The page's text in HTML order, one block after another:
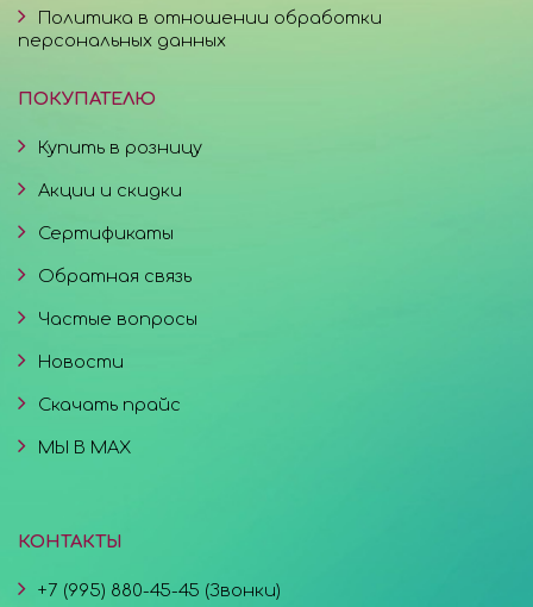
Политика в отношении обработки
персональных данных
ПОКУПАТЕЛЮ
Купить в розницу
Акции и скидки
Сертификаты
Обратная связь
Частые вопросы
Новости
Скачать прайс
МЫ В MAX
КОНТАКТЫ
+7 (995) 880-45-45 (Звонки)